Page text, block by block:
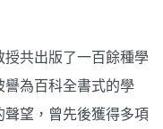
共出版了一百餘種學
為百科全書式的學
望，曾先後獲得多項